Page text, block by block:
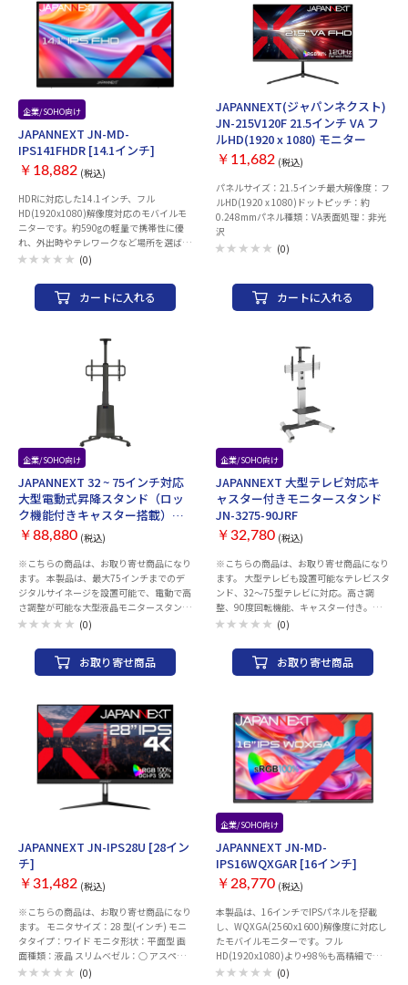
り、斜めから見ても色やコントラスト変化
がおきにくい鮮明な画像を映し出します。
■リアルに迫った色鮮やかな映像体験
HDR(ハイダイナミックレンジ)対応モニタ
ーは、従来のSDR(スタンダードダイナミ
ックレンジ)より明るい部分も暗い部分も
映像を演出します。HDR対応のブルーレイ
ムなどの表示が可能。現実に近い究極の映
像をお楽しみください。 ※HDR機能を有
効にするには、接続機器やコンテンツが
レームレスデザイン 大型ながらベゼル幅
はわずか1mm液晶非表示幅は6mm。 美し
いフレームレスデザインモデルです。 ■ス
ピーカー搭載 8W×2のステレオスピーカ
ーを搭載しているので買ってすぐに映画や
対応 200×200mm スタンドを取り外して
壁掛け金物やスタンドへ取り付け可能で
す。 ■充実のインターフェイス 多数の入
ルーレイディスクプレイヤー 家庭用ゲー
ム機、デジタルビデオカメラなどを1本の
ケーブルで接続できます。 ※全ての機器の
ファイバHDMIケーブルはこちら
企業/SOHO向け
JAPANNEXT JN-MD-
IPS141FHDR [14.1インチ]
￥18,882 (税込)
HDRに対応した14.1インチ、フル
HD(1920x1080)解像度対応のモバイルモ
ニターです。約590gの軽量で携帯性に優
れ、外出時やテレワークなど場所を選ばす
ディスプレイを活用できます。 フル
右170度に対応した広視野角IPSパネルを
搭載。HDR（ハイダイナミックレンジ）に
対応し明るい部分も暗い部分もくっきり表
x2とminiHDMI 1.4 x1を装備。パソコンだ
けでなく、様々な機器との接続が可能で
映像表示が可能となっており、ケーブルま
わりがスッキリします。 モニター背面にキ
ックスタンドを搭載しているので自立して
使用することができ、どこでもデュアルデ
ィプレイ環境の構築が可能です。 1Wx2の
スピーカーを内蔵しています。
(0)
カートに入れる
JAPANNEXT(ジャパンネクスト)
JN-215V120F 21.5インチ VA フ
ルHD(1920 x 1080) モニター
￥11,682 (税込)
パネルサイズ：21.5インチ最大解像度：フ
ルHD(1920 x 1080)ドットピッチ：約
0.248mmパネル種類：VA表面処理：非光
沢
(0)
カートに入れる
企業/SOHO向け
JAPANNEXT 32 ~ 75インチ対応
大型電動式昇降スタンド（ロッ
ク機能付きキャスター搭載）
JN-3275-JRDSS(Sタイプ)
￥88,880 (税込)
※こちらの商品は、お取り寄せ商品になり
ます。 本製品は、最大75インチまでのデ
ジタルサイネージを設置可能で、電動で高
さ調整が可能な大型液晶モニタースタンド
です。 200x200mmから最大600x400mm
応モニター（耐荷重68kg）を横でも縦で
も設置が可能です。※天板を付けたままの
縦での使用は最大55インチのモニターま
を搭載。スタンド本体のパネルで操作が可
能となり、楽に高さを変えられます。ま
た、ロック機能を搭載しているので、誤操
作を防ぐことが出来ます。さらに、お気に
入りの高さ設定を3つまで設定することが
でき、最適なポジションにいつでもアクセ
に付属のリモコンでも操作が可能となりま
設置場所を手軽に移動することが可能で
す。※リモコン用の電池(電池型
番:CR2016)は付属しておりません。
(0)
お取り寄せ商品
企業/SOHO向け
JAPANNEXT 大型テレビ対応キ
ャスター付きモニタースタンド
JN-3275-90JRF
￥32,780 (税込)
※こちらの商品は、お取り寄せ商品になり
ます。 大型テレビも設置可能なテレビスタ
ンド、32～75型テレビに対応。高さ調
整、90度回転機能、キャスター付き。
VESA規格（横×縦：200mm×200mm ～
天板は55インチ以下のモニター設置時の
み装着可能です。 ※自立型スタンドの付属
ネジは汎用品（10mm）のため、全てのモ
いただくか、別途ご用意していただく場合
もございます。 予めご了承いただきますよ
うお願い申し上げます。
(0)
お取り寄せ商品
JAPANNEXT JN-IPS28U [28イン
チ]
￥31,482 (税込)
※こちらの商品は、お取り寄せ商品になり
ます。 モニタサイズ：28 型(インチ) モニ
タタイプ：ワイド モニタ形状：平面型 画
面種類：液晶 スリムベゼル：○ アスペク
ト比：16：9 表面処理：ノングレア(非光
(0)
企業/SOHO向け
JAPANNEXT JN-MD-
IPS16WQXGAR [16インチ]
￥28,770 (税込)
本製品は、16インチでIPSパネルを搭載
し、WQXGA(2560x1600)解像度に対応し
たモバイルモニターです。フル
HD(1920x1080)より+98％も高精細でデ
スクワーク使用時には画面を広く、また写
(0)